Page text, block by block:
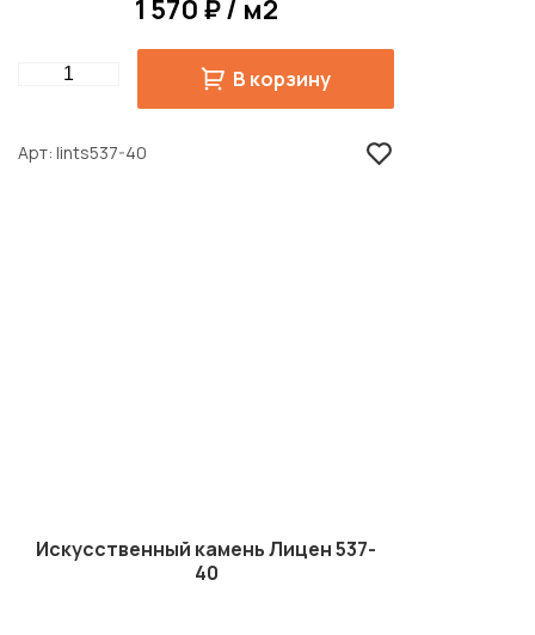
1 570 ₽ / м2
Quantity В корзину
Арт lints537-40
Искусственный камень Лицен 537-
40